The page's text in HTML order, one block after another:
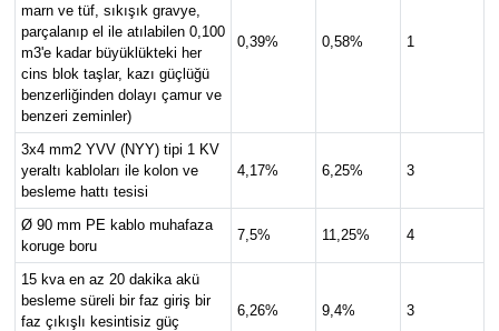
marn ve tüf, sıkışık gravye,
parçalanıp el ile atılabilen 0,100
m3'e kadar büyüklükteki her
cins blok taşlar, kazı güçlüğü
benzerliğinden dolayı çamur ve
benzeri zeminler)
0,39% 0,58% 1
3x4 mm2 YVV (NYY) tipi 1 KV
yeraltı kabloları ile kolon ve
besleme hattı tesisi
4,17% 6,25% 3
Ø 90 mm PE kablo muhafaza
koruge boru
7,5% 11,25% 4
15 kva en az 20 dakika akü
besleme süreli bir faz giriş bir
faz çıkışlı kesintisiz güç
6,26% 9,4% 3